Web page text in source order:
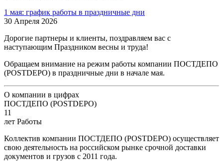
1 мая: график работы в праздничные дни
30 Апреля 2026
Дорогие партнеры и клиенты, поздравляем вас с
наступающим Праздником весны и труда!
Обращаем внимание на режим работы компании ПОСТДЕПО
(POSTDEPO) в праздничные дни в начале мая.
О компании в цифрах
ПОСТДЕПО (POSTDEPO)
11
лет Работы
Коллектив компании ПОСТДЕПО (POSTDEPO) осуществляет
свою деятельность на российском рынке срочной доставки
документов и грузов с 2011 года.